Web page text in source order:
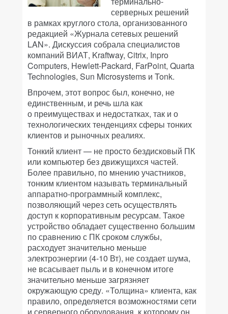
серверных решений
в рамках круглого стола, организованного
редакцией «Журнала сетевых решений
LAN». Дискуссия собрала специалистов
компаний ВИАТ, Kraftway, Citrix, Inpro
Computers, Hewlett-Packard, FarPoint, Quarta
Technologies, Sun Microsystems и Tonk.
Впрочем, этот вопрос был, конечно, не
единственным, и речь шла как
о преимуществах и недостатках, так и о
технологических тенденциях сферы тонких
клиентов и рыночных реалиях.
Тонкий клиент — не просто бездисковый ПК
или компьютер без движущихся частей.
Более правильно, по мнению участников,
тонким клиентом называть терминальный
аппаратно-программный комплекс,
позволяющий через сеть осуществлять
доступ к корпоративным ресурсам. Такое
устройство обладает существенно большим
по сравнению с ПК сроком службы,
расходует значительно меньше
электроэнергии (4-10 Вт), не создает шума,
не всасывает пыль и в конечном итоге
значительно меньше загрязняет
окружающую среду. «Толщина» клиента, как
правило, определяется возможностями сети